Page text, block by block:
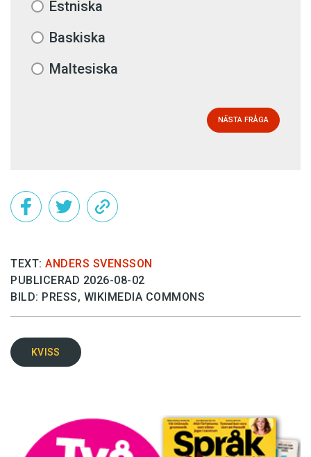
Estniska
Baskiska
Maltesiska
NÄSTA FRÅGA
TEXT: ANDERS SVENSSON
PUBLICERAD 2026-08-02
BILD: PRESS, WIKIMEDIA COMMONS
KVISS